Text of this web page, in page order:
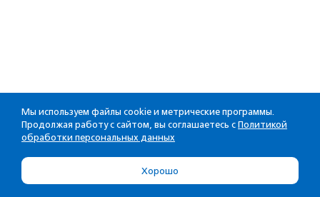
Мы используем файлы cookie и метрические программы.
Продолжая работу с сайтом, вы соглашаетесь с Политикой
обработки персональных данных
Хорошо